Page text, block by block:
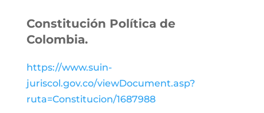
Constitución Política de
Colombia.
https://www.suin-
juriscol.gov.co/viewDocument.asp?
ruta=Constitucion/1687988